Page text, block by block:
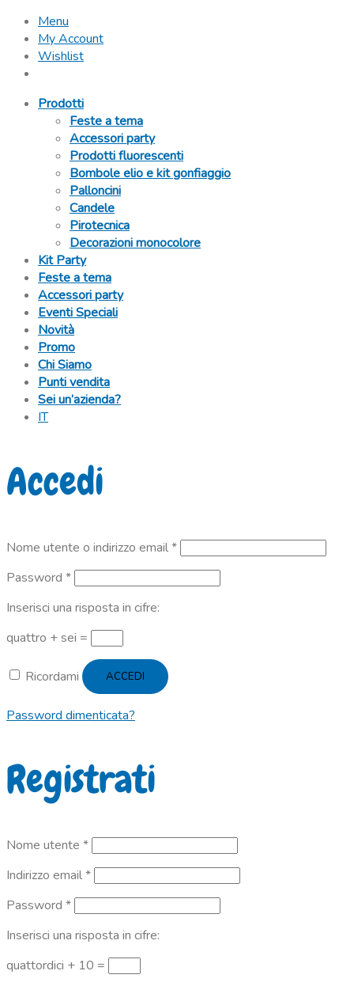
Menu
My Account
Wishlist
Prodotti
Feste a tema
Accessori party
Prodotti fluorescenti
Bombole elio e kit gonfiaggio
Palloncini
Candele
Pirotecnica
Decorazioni monocolore
Kit Party
Feste a tema
Accessori party
Eventi Speciali
Novità
Promo
Chi Siamo
Punti vendita
Sei un’azienda?
IT
Accedi
Nome utente o indirizzo email*Richiesto
Password *Richiesto
Inserisci una risposta in cifre:
quattro + sei =
Ricordami ACCEDI
Password dimenticata?
Registrati
Nome utente *Richiesto
Indirizzo email*Richiesto
Password *Richiesto
Inserisci una risposta in cifre:
quattordici + 10 =